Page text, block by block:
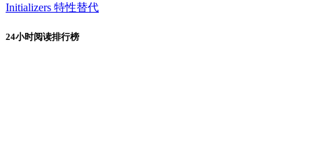
Initializers 特性替代
24小时阅读排行榜